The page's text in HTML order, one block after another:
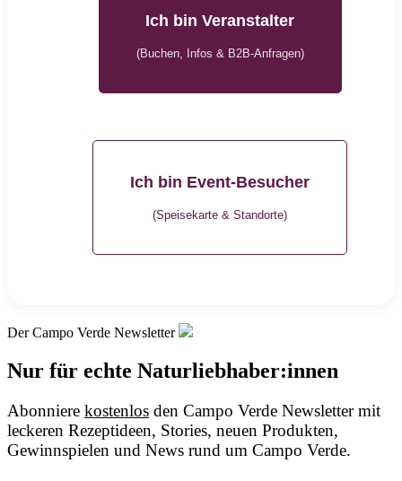
Ich bin Veranstalter
(Buchen, Infos & B2B-Anfragen)
Ich bin Event-Besucher
(Speisekarte & Standorte)
Der Campo Verde Newsletter
Nur für echte Naturliebhaber:innen
Abonniere kostenlos den Campo Verde Newsletter mit
leckeren Rezeptideen, Stories, neuen Produkten,
Gewinnspielen und News rund um Campo Verde.